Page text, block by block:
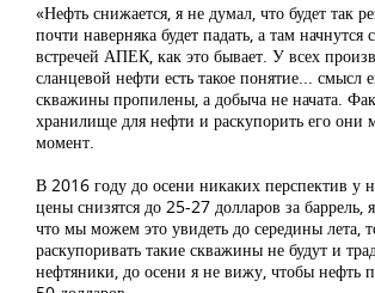
«Нефть снижается, я не думал, что будет так
почти наверняка будет падать, а там начнутся
встречей АПЕК, как это бывает. У всех
сланцевой нефти есть такое понятие... смысл
скважины пропилены, а добыча не начата.
хранилище для нефти и раскупорить его они
момент.
В 2016 году до осени никаких перспектив у
цены снизятся до 25-27 долларов за баррель,
что мы можем это увидеть до середины лета,
раскупоривать такие скважины не будут и
нефтяники, до осени я не вижу, чтобы нефть